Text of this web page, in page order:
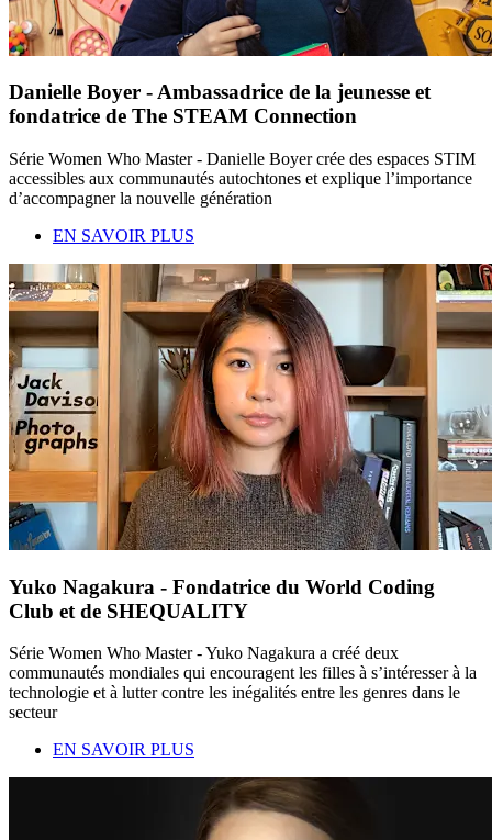
Danielle Boyer - Ambassadrice de la jeunesse et
fondatrice de The STEAM Connection
Série Women Who Master - Danielle Boyer crée des espaces STIM
accessibles aux communautés autochtones et explique l’importance
d’accompagner la nouvelle génération
EN SAVOIR PLUS
Yuko Nagakura - Fondatrice du World Coding
Club et de SHEQUALITY
Série Women Who Master - Yuko Nagakura a créé deux
communautés mondiales qui encouragent les filles à s’intéresser à la
technologie et à lutter contre les inégalités entre les genres dans le
secteur
EN SAVOIR PLUS